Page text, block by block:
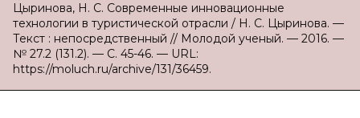
Цыринова, Н. С. Современные инновационные
технологии в туристической отрасли / Н. С. Цыринова. —
Текст : непосредственный // Молодой ученый. — 2016. —
№ 27.2 (131.2). — С. 45-46. — URL:
https://moluch.ru/archive/131/36459.